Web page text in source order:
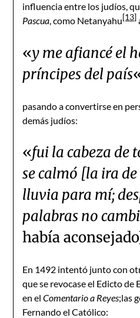
influencia entre los judíos,
Pascua, como Netanyahu[13]
«y me afiancé el
príncipes del país
pasando a convertirse en
demás judíos:
«fui la cabeza de
se calmó [la ira
lluvia para mí;
palabras no
había
En 1492 intentó junto con
que se revocase el Edicto de
en elComentario a Reyes;las
Fernando el Católico: